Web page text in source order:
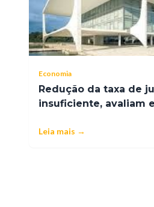
Economia
Redução da taxa de
insuficiente, avaliam
Leia mais →